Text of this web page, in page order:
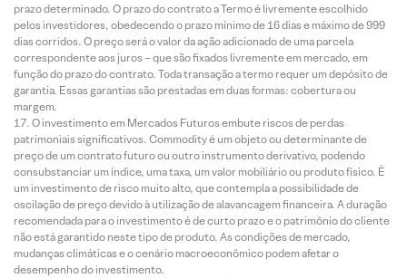
prazo determinado. O prazo do contrato a Termo é livremente escolhido
pelos investidores, obedecendo o prazo mínimo de 16 dias e máximo de 999
dias corridos. O preço será o valor da ação adicionado de uma parcela
correspondente aos juros – que são fixados livremente em mercado, em
função do prazo do contrato. Toda transação a termo requer um depósito de
garantia. Essas garantias são prestadas em duas formas: cobertura ou
margem.
O investimento em Mercados Futuros embute riscos de perdas
patrimoniais significativos. Commodity é um objeto ou determinante de
preço de um contrato futuro ou outro instrumento derivativo, podendo
consubstanciar um índice, uma taxa, um valor mobiliário ou produto físico. É
um investimento de risco muito alto, que contempla a possibilidade de
oscilação de preço devido à utilização de alavancagem financeira. A duração
recomendada para o investimento é de curto prazo e o patrimônio do cliente
não está garantido neste tipo de produto. As condições de mercado,
mudanças climáticas e o cenário macroeconômico podem afetar o
desempenho do investimento.